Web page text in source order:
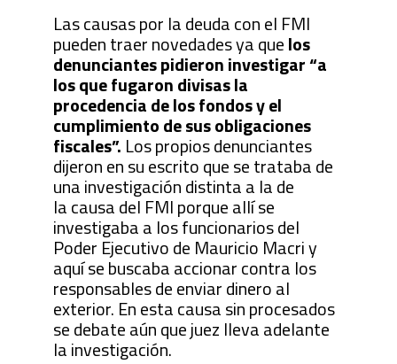
Las causas por la deuda con el FMI
pueden traer novedades ya quelos
denunciantes pidieron investigar “a
los que fugaron divisas la
procedencia de los fondos y el
cumplimiento de sus obligaciones
fiscales”. Los propios denunciantes
dijeron en su escrito que se trataba de
una investigación distinta a la de
la causa del FMI porque allí se
investigaba a los funcionarios del
Poder Ejecutivo de Mauricio Macri y
aquí se buscaba accionar contra los
responsables de enviar dinero al
exterior. En esta causa sin procesados
se debate aún que juez lleva adelante
la investigación.